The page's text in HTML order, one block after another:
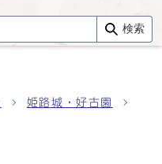
検索
姫路城・好古園